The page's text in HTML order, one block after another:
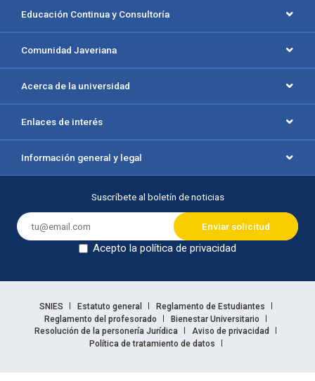
Educación Continua y Consultoría
Comunidad Javeriana
Acerca de la universidad
Enlaces de interés
Información general y legal
Suscríbete al boletín de noticias
Acepto la política de privacidad
Enlaces legales
SNIES Estatuto general
Reglamento de Estudiantes
Reglamento del profesorado
Bienestar Universitario
Resolución de la personería Jurídica
Aviso de privacidad
Política de tratamiento de datos